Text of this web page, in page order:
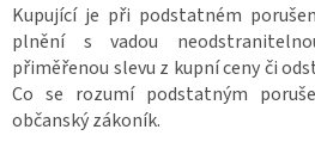
Kupující je při podstatném
plnění s vadou
přiměřenou slevu z kupní ceny či
Co se rozumí podstatným
občanský zákoník.